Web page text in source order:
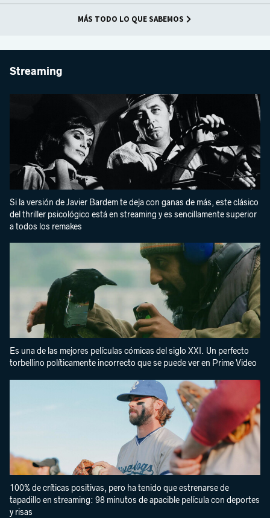
MÁS TODO LO QUE SABEMOS
Streaming
Si la versión de Javier Bardem te deja con ganas de más, este clásico
del thriller psicológico está en streaming y es sencillamente superior
a todos los remakes
Es una de las mejores películas cómicas del siglo XXI. Un perfecto
torbellino políticamente incorrecto que se puede ver en Prime Video
100% de críticas positivas, pero ha tenido que estrenarse de
tapadillo en streaming: 98 minutos de apacible película con deportes
y risas